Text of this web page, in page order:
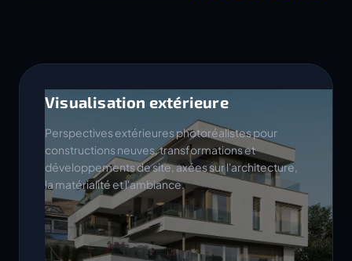
Visualisation extérieure
Perspectives extérieures photoréalistes pour
constructions neuves, transformations et
développements de site, axées sur l'architecture,
la matérialité et l'ambiance.